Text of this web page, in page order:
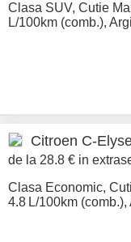
Clasa SUV, Cutie
L/100km (comb.),
Citroen C-
de la 28.8 € in
Clasa Economic,
4.8 L/100km (comb.),